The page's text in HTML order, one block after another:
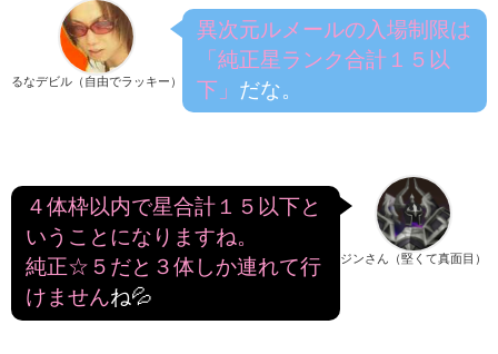
るなデビル（自由でラッキー）
異次元ルメールの入場制限は
「純正星ランク合計１５以
下」 だな。
ジンさん（堅くて真面目）
４体枠以内で星合計１５以下と
いうことになりますね。
純正☆５だと３体しか連れて行
けませんね💦